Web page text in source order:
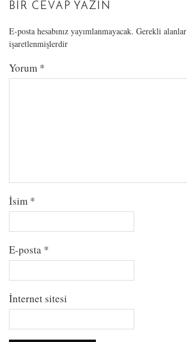
BIR CEVAP YAZIN
E-posta hesabınız yayımlanmayacak. Gerekli alanlar
işaretlenmişlerdir
Yorum *
İsim *
E-posta *
İnternet sitesi